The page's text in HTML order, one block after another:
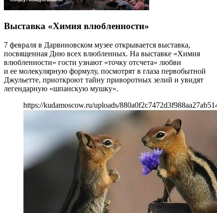
Выставка «Химия влюбленности»
7 февраля в Дарвиновском музее открывается выставка,
посвященная Дню всех влюбленных. На выставке «Химия
влюбленности» гости узнают «точку отсчета» любви
и ее молекулярную формулу, посмотрят в глаза первобытной
Джульетте, приоткроют тайну приворотных зелий и увидят
легендарную «шпанскую мушку».
https://kudamoscow.ru/uploads/